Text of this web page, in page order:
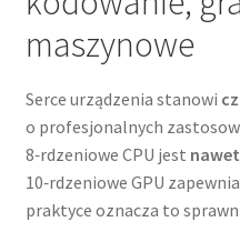
maszynowe
Serce urządzenia stanowi
o profesjonalnych
8‑rdzeniowe CPU jest
10‑rdzeniowe GPU zapewnia
praktyce oznacza to